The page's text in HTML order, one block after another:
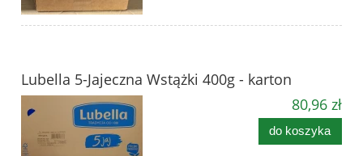
Lubella 5-Jajeczna Wstążki 400g - karton
80,96 zł
do koszyka